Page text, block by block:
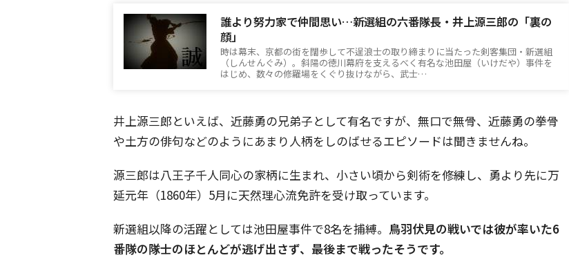
誰より努力家で仲間思い…新選組の六番隊長・井上源三郎の「裏の
顔」
時は幕末、京都の街を闊歩して不逞浪士の取り締まりに当たった剣客集団・新選組
（しんせんぐみ）。斜陽の徳川幕府を支えるべく有名な池田屋（いけだや）事件を
はじめ、数々の修羅場をくぐり抜けながら、武士…
井上源三郎といえば、近藤勇の兄弟子として有名ですが、無口で無骨、近藤勇の拳骨
や土方の俳句などのようにあまり人柄をしのばせるエピソードは聞きませんね。
源三郎は八王子千人同心の家柄に生まれ、小さい頃から剣術を修練し、勇より先に万
延元年（1860年）5月に天然理心流免許を受け取っています。
新選組以降の活躍としては池田屋事件で8名を捕縛。 鳥羽伏見の戦いでは彼が率いた6
番隊の隊士のほとんどが逃げ出さず、最後まで戦ったそうです。